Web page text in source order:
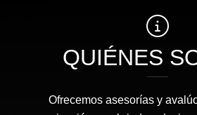
QUIÉNES
Ofrecemos asesorías y